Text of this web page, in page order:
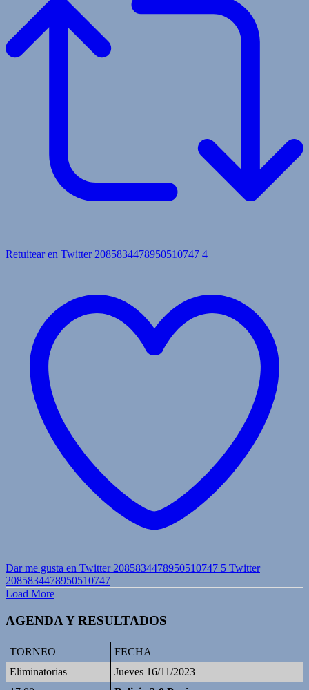
Retuitear en Twitter 2085834478950510747 4
Dar me gusta en Twitter 2085834478950510747 5 Twitter
2085834478950510747
Load More
AGENDA Y RESULTADOS
TORNEO
FECHA
Eliminatorias
Jueves 16/11/2023